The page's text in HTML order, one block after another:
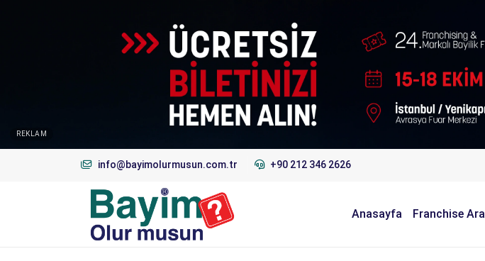
REKLAM
info@bayimolurmusun.com.tr +90 212 346 2626
Anasayfa Franchise Ara